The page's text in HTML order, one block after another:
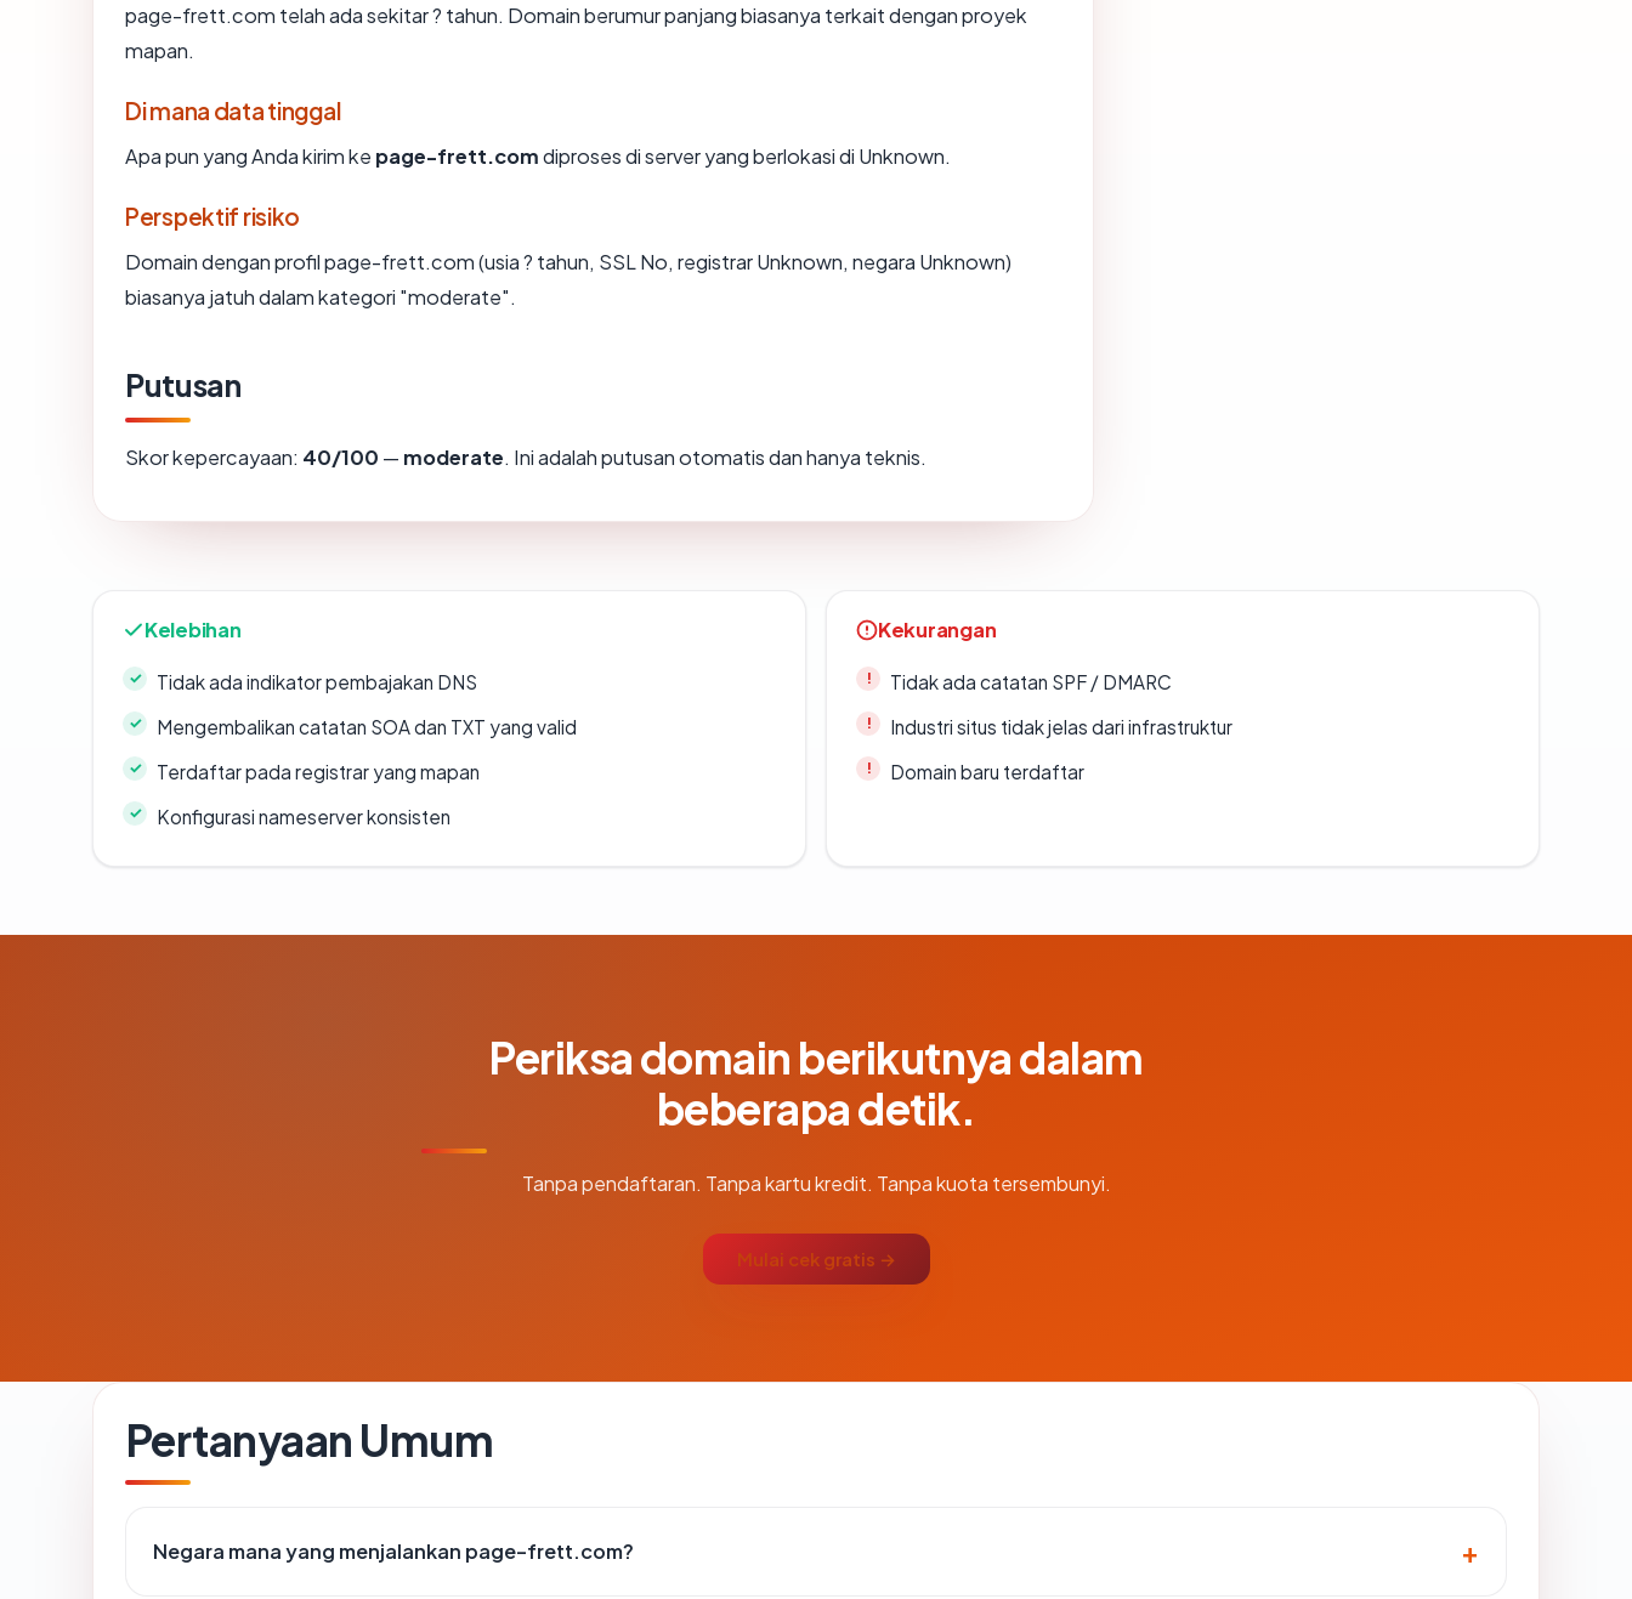
page-frett.com telah ada sekitar ? tahun. Domain berumur panjang biasanya terkait dengan proyek
mapan.
Di mana data tinggal
Apa pun yang Anda kirim ke page-frett.comdiproses di server yang berlokasi di Unknown.
Perspektif risiko
Domain dengan profil page-frett.com (usia ? tahun, SSL No, registrar Unknown, negara Unknown)
biasanya jatuh dalam kategori "moderate".
Putusan
Skor kepercayaan: 40/100 — moderate. Ini adalah putusan otomatis dan hanya teknis.
Kelebihan
Tidak ada indikator pembajakan DNS
Mengembalikan catatan SOA dan TXT yang valid
Terdaftar pada registrar yang mapan
Konfigurasi nameserver konsisten
Kekurangan
Tidak ada catatan SPF / DMARC
Industri situs tidak jelas dari infrastruktur
Domain baru terdaftar
Periksa domain berikutnya dalam
beberapa detik.
Tanpa pendaftaran. Tanpa kartu kredit. Tanpa kuota tersembunyi.
Mulai cek gratis →
Pertanyaan Umum
Negara mana yang menjalankan page-frett.com?